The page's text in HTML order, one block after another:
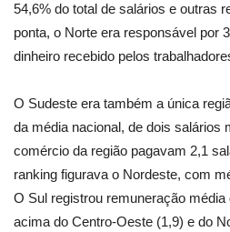
54,6% do total de salários e outras
ponta, o Norte era responsável por
dinheiro recebido pelos
O Sudeste era também a única
da média nacional, de dois salários
comércio da região pagavam 2,1
ranking figurava o Nordeste, com
O Sul registrou remuneração
acima do Centro-Oeste (1,9) e do